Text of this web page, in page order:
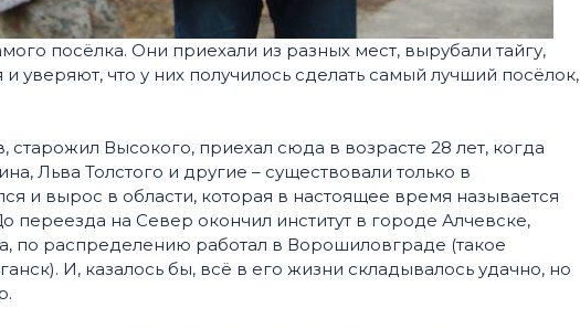
посёлка. Они приехали из разных мест, вырубали тайгу,
уверяют, что у них получилось сделать самый лучший посёлок,
Высокого, приехал сюда в возрасте 28 лет, когда
Льва Толстого и другие – существовали только в
и вырос в области, которая в настоящее время называется
переезда на Север окончил институт в городе Алчевске,
по распределению работал в Ворошиловграде (такое
И, казалось бы, всё в его жизни складывалось удачно, но